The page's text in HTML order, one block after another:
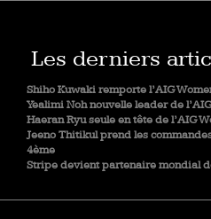
Les derniers
Shiho Kuwaki remporte l’AIG
Yealimi Noh nouvelle leader de
Haeran Ryu seule en tête de l’AIG
Jeeno Thitikul prend les
4ème
Stripe devient partenaire mondial